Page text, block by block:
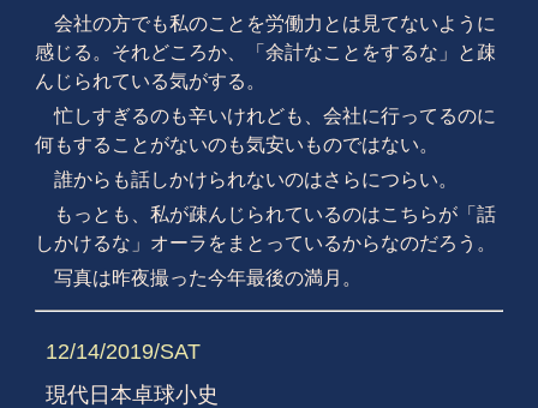
会社の方でも私のことを労働力とは見てないように
感じる。それどころか、「余計なことをするな」と疎
んじられている気がする。
忙しすぎるのも辛いけれども、会社に行ってるのに
何もすることがないのも気安いものではない。
誰からも話しかけられないのはさらにつらい。
もっとも、私が疎んじられているのはこちらが「話
しかけるな」オーラをまとっているからなのだろう。
写真は昨夜撮った今年最後の満月。
12/14/2019/SAT
現代日本卓球小史